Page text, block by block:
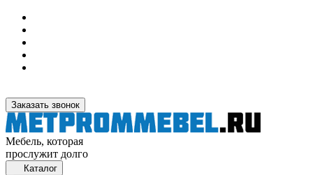
Заказать звонок
Мебель, которая
прослужит долго
Каталог